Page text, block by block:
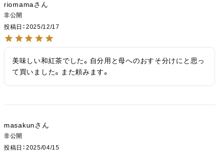
riomama
非公開
投稿日
2025/12/17
美味しい和紅茶でした。自分用と母へのおすそ分けにと思っ
て買いました。また頼みます。
masakun
非公開
投稿日
2025/04/15